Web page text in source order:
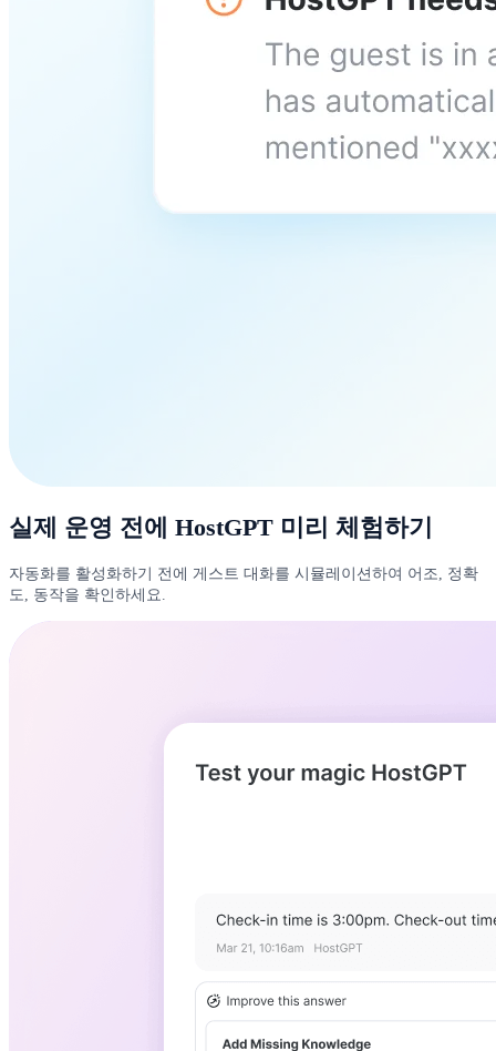
실제 운영 전에 HostGPT 미리 체험하기
자동화를 활성화하기 전에 게스트 대화를 시뮬레이션하여 어조, 정확
도, 동작을 확인하세요.